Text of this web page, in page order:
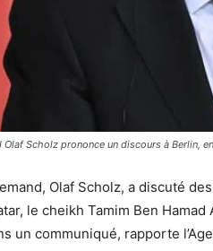
Olaf Scholz prononce un discours à Berlin,
Olaf Scholz, a discuté
le cheikh Tamim Ben
un communiqué, rapporte